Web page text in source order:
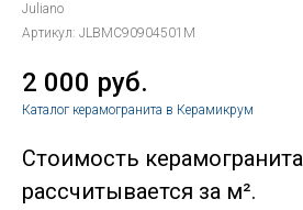
Juliano
Артикул: JLBMC90904501M
2 000 руб.
Каталог керамогранита в Керамикрум
Стоимость керамогранита
рассчитывается за м².